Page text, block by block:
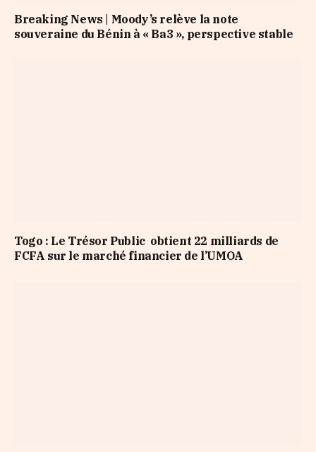
Breaking News | Moody’s relève la note
souveraine du Bénin à « Ba3 », perspective stable
Togo : Le Trésor Public obtient 22 milliards de
FCFA sur le marché financier de l’UMOA